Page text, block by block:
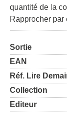
quantité de la
Rapprocher par
Sortie
EAN
Réf. Lire
Collection
Editeur